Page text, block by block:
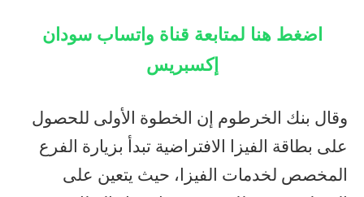
اضغط هنا لمتابعة قناة واتساب سودان
إكسبريس
وقال بنك الخرطوم إن الخطوة الأولى للحصول
على بطاقة الفيزا الافتراضية تبدأ بزيارة الفرع
المخصص لخدمات الفيزا، حيث يتعين على